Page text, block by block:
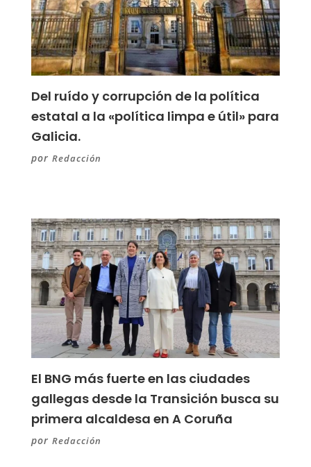
Del ruído y corrupción de la política
estatal a la «política limpa e útil» para
Galicia.
por Redacción
El BNG más fuerte en las ciudades
gallegas desde la Transición busca su
primera alcaldesa en A Coruña
por Redacción